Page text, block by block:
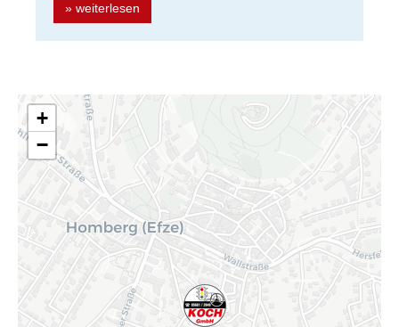
» weiterlesen
+
−